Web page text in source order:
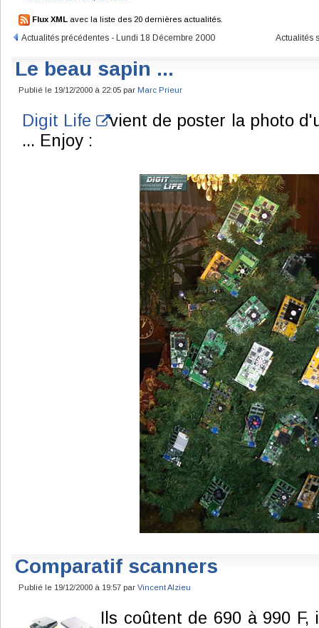
Flux XML avec la liste des 20 dernières actualités.
Actualités précédentes - Lundi 18 Décembre 2000 Actualités
Le beau sapin ...
Publié le 19/12/2000 à 22:05 par Marc Prieur
Digit Life vient de poster la photo
... Enjoy :
Comparatif scanners
Publié le 19/12/2000 à 19:57 par Vincent Alzieu
Ils coûtent de 690 à 990